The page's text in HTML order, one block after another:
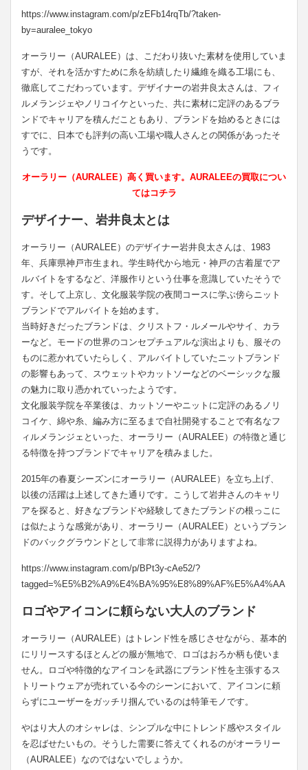
https://www.instagram.com/p/zEFb14rqTb/?taken-
by=auralee_tokyo
オーラリー（AURALEE）は、こだわり抜いた素材を使用していま
すが、それを活かすために糸を紡績したり繊維を織る工場にも、
徹底してこだわっています。デザイナーの岩井良太さんは、フィ
ルメランジェやノリコイケといった、共に素材に定評のあるブラ
ンドでキャリアを積んだこともあり、ブランドを始めるときには
すでに、日本でも評判の高い工場や職人さんとの関係があったそ
うです。
オーラリー（AURALEE）高く買います。AURALEEの買取につい
てはコチラ
デザイナー、岩井良太とは
オーラリー（AURALEE）のデザイナー岩井良太さんは、1983
年、兵庫県神戸市生まれ。学生時代から地元・神戸の古着屋でア
ルバイトをするなど、洋服作りという仕事を意識していたそうで
す。そして上京し、文化服装学院の夜間コースに学ぶ傍らニット
ブランドでアルバイトを始めます。
当時好きだったブランドは、クリストフ・ルメールやサイ、カラ
ーなど。モードの世界のコンセプチュアルな演出よりも、服その
ものに惹かれていたらしく、アルバイトしていたニットブランド
の影響もあって、スウェットやカットソーなどのベーシックな服
の魅力に取り憑かれていったようです。
文化服装学院を卒業後は、カットソーやニットに定評のあるノリ
コイケ、綿や糸、編み方に至るまで自社開発することで有名なフ
ィルメランジェといった、オーラリー（AURALEE）の特徴と通じ
る特徴を持つブランドでキャリアを積みました。
2015年の春夏シーズンにオーラリー（AURALEE）を立ち上げ、
以後の活躍は上述してきた通りです。こうして岩井さんのキャリ
アを探ると、好きなブランドや経験してきたブランドの根っこに
は似たような感覚があり、オーラリー（AURALEE）というブラン
ドのバックグラウンドとして非常に説得力がありますよね。
https://www.instagram.com/p/BPt3y-cAe52/?
tagged=%E5%B2%A9%E4%BA%95%E8%89%AF%E5%A4%AA
ロゴやアイコンに頼らない大人のブランド
オーラリー（AURALEE）はトレンド性を感じさせながら、基本的
にリリースするほとんどの服が無地で、ロゴはおろか柄も使いま
せん。ロゴや特徴的なアイコンを武器にブランド性を主張するス
トリートウェアが売れている今のシーンにおいて、アイコンに頼
らずにユーザーをガッチリ掴んでいるのは特筆モノです。
やはり大人のオシャレは、シンプルな中にトレンド感やスタイル
を忍ばせたいもの。そうした需要に答えてくれるのがオーラリー
（AURALEE）なのではないでしょうか。